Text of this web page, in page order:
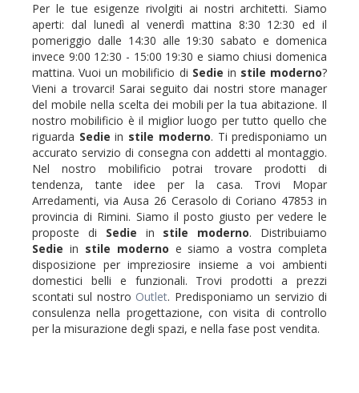
Per le tue esigenze rivolgiti ai nostri architetti. Siamo
aperti: dal lunedì al venerdì mattina 8:30 12:30 ed il
pomeriggio dalle 14:30 alle 19:30 sabato e domenica
invece 9:00 12:30 - 15:00 19:30 e siamo chiusi domenica
mattina. Vuoi un mobilificio di Sedie in stile moderno?
Vieni a trovarci! Sarai seguito dai nostri store manager
del mobile nella scelta dei mobili per la tua abitazione. Il
nostro mobilificio è il miglior luogo per tutto quello che
riguarda Sedie in stile moderno. Ti predisponiamo un
accurato servizio di consegna con addetti al montaggio.
Nel nostro mobilificio potrai trovare prodotti di
tendenza, tante idee per la casa. Trovi Mopar
Arredamenti, via Ausa 26 Cerasolo di Coriano 47853 in
provincia di Rimini. Siamo il posto giusto per vedere le
proposte di Sedie in stile moderno. Distribuiamo
Sedie in stile moderno e siamo a vostra completa
disposizione per impreziosire insieme a voi ambienti
domestici belli e funzionali. Trovi prodotti a prezzi
scontati sul nostro Outlet. Predisponiamo un servizio di
consulenza nella progettazione, con visita di controllo
per la misurazione degli spazi, e nella fase post vendita.